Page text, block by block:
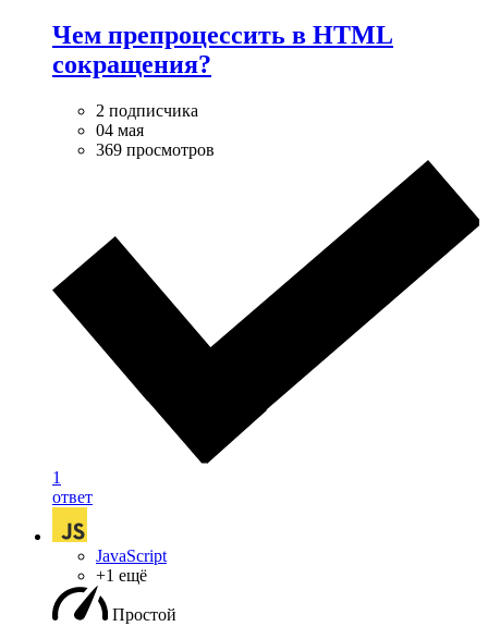
Чем препроцессить в HTML
сокращения?
2 подписчика
04 мая
369 просмотров
1
ответ
JavaScript
+1 ещё
Простой